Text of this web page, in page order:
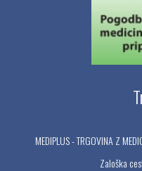
MEDIPLUS - TRGOVINA Z
Zaloška